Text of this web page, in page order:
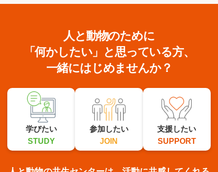
人と動物のために
「何かしたい」と思っている方、
一緒にはじめませんか？
学びたい
STUDY
参加したい
JOIN
支援したい
SUPPORT